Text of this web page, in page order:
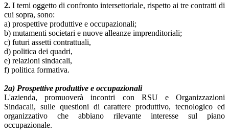
2. I temi oggetto di confronto intersettoriale, rispetto ai tre contratti di
cui sopra, sono:
a) prospettive produttive e occupazionali;
b) mutamenti societari e nuove alleanze imprenditoriali;
c) futuri assetti contrattuali,
d) politica dei quadri,
e) relazioni sindacali,
f) politica formativa.
2a) Prospettive produttive e occupazionali
L'azienda, promuoverà incontri con RSU e Organizzazioni
Sindacali, sulle questioni di carattere produttivo, tecnologico ed
organizzativo che abbiano rilevante interesse sul piano
occupazionale.